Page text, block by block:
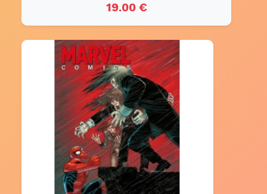
19.00 €